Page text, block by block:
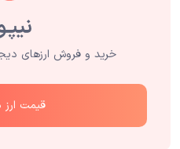
خرید و فروش ارزهای
قیمت ارز